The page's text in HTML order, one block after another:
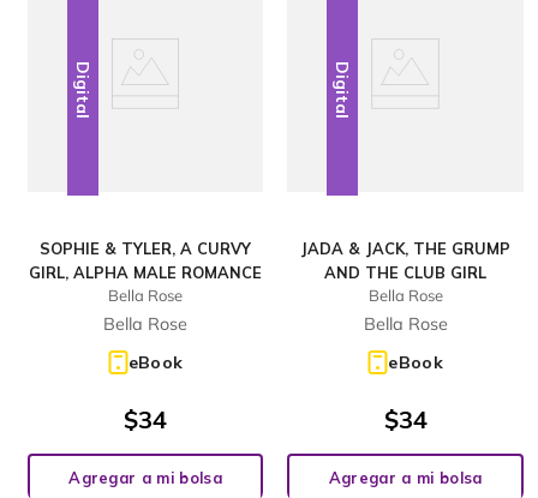
Digital
SOPHIE & TYLER, A CURVY
GIRL, ALPHA MALE ROMANCE
Bella Rose
Bella Rose
eBook
$34
Agregar a mi bolsa
Digital
JADA & JACK, THE GRUMP
AND THE CLUB GIRL
Bella Rose
Bella Rose
eBook
$34
Agregar a mi bolsa